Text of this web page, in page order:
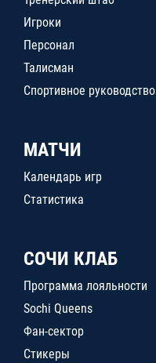
Игроки
Персонал
Талисман
Спортивное руководство
МАТЧИ
Календарь игр
Статистика
СОЧИ КЛАБ
Программа лояльности
Sochi Queens
Фан-сектор
Стикеры